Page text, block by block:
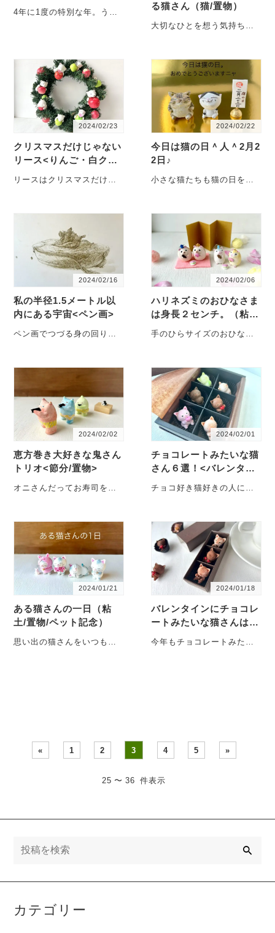
4年に1度の特別な年。うる
か特別感がありますね。不
思議なことが起るかも？作
者は今日、携…
る猫さん（猫/置物）
大切なひとを想う気持ち。
発したのは｢逢いたかった猫
さん｣と｢祈る猫さん｣。どち
らもご好評を頂き、何度も
制作して…
2024/02/23
クリスマスだけじゃない
リース<りんご・白クマ
リースはクリスマスだけ？
ーした、リンゴを抱っこし
たシロクマさんリース。台
湾のお客様が購入してくだ
さいました…
2024/02/22
今日は猫の日＾人＾2月2
2日♪
小さな猫たちも猫の日を祝
うことで猫の日です。なん
となくワクワクしちゃう日
です。チュール一本おまけ
してくれるか…
2024/02/16
私の半径1.5メートル以
内にある宇宙<ペン画>
ペン画でつづる身の回りに
す作品シリーズです。何が
は、敢えて明記しません。
考えてみてく…
2024/02/06
ハリネズミのおひなさま
は身長２センチ。（粘
土/置物）
手のひらサイズのおひなさ
まつりはとっても楽しくて
華やかですね。でもおひな
さまを飾るのって、結構ス
ペース…
2024/02/02
恵方巻き大好きな鬼さん
トリオ<節分/置物>
オニさんだってお寿司を食
東北東だって」「早く食べ
たいね～」ワイワイガヤガ
ヤ楽しそう。さあさあ、並
んで、静かに…
2024/02/01
チョコレートみたいな猫
さん６選！<バレンタイ
ン/プレゼント>
チョコ好き猫好きの人にお
します。 （※粘土製の猫さ
んです。食べられません）
バレンタインといえばやは
りチ…
2024/01/21
ある猫さんの一日（粘
土/置物/ペット記念）
思い出の猫さんをいつもお
2024/01/18
バレンタインにチョコレ
ートみたいな猫さんはい
かが？
今年もチョコレートみたい
« 1 2 3 4 5 »
25 〜 36 件表示
カテゴリー